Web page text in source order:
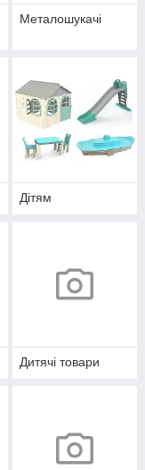
Металошукачі
Дітям
Дитячі товари